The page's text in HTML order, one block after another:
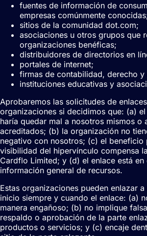
fuentes de información de
empresas comúnmente
sitios de la comunidad dot.com;
asociaciones u otros grupos que
organizaciones benéficas;
distribuidores de directorios en
portales de internet;
firmas de contabilidad, derecho
instituciones educativas y
Aprobaremos las solicitudes de
organizaciones si decidimos que: (a)
haría quedar mal a nosotros mismos o
acreditados; (b) la organización no
negativo con nosotros; (c) el beneficio
visibilidad del hipervínculo compensa
Cardflo Limited; y (d) el enlace está
información general de recursos.
Estas organizaciones pueden enlazar
inicio siempre y cuando el enlace: (a)
manera engañoso; (b) no implique
respaldo o aprobación de la parte
productos o servicios; y (c) encaje